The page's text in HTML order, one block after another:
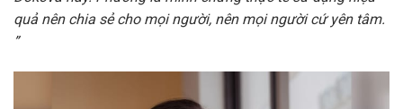
quả nên chia sẻ cho mọi người, nên mọi người cứ yên tâm.
”